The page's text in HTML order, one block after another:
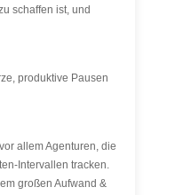
schaffen ist, und
produktive Pausen
allem Agenturen, die
Intervallen tracken.
großen Aufwand &